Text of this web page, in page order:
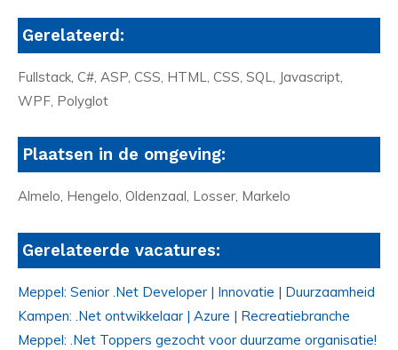
Gerelateerd:
Fullstack, C#, ASP, CSS, HTML, CSS, SQL, Javascript,
WPF, Polyglot
Plaatsen in de omgeving:
Almelo, Hengelo, Oldenzaal, Losser, Markelo
Gerelateerde vacatures:
Meppel: Senior .Net Developer | Innovatie | Duurzaamheid
Kampen: .Net ontwikkelaar | Azure | Recreatiebranche
Meppel: .Net Toppers gezocht voor duurzame organisatie!